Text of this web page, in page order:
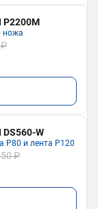
P2200M
ножа
DS560-W
P80 и лента P120
₽